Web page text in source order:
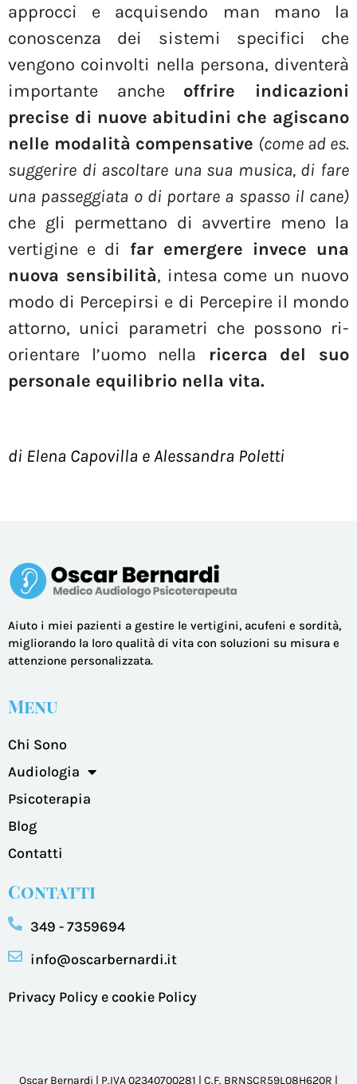
approcci e acquisendo man mano la
conoscenza dei sistemi specifici che
vengono coinvolti nella persona, diventerà
importante anche offrire indicazioni
precise di nuove abitudini che agiscano
nelle modalità compensative (come ad es.
suggerire di ascoltare una sua musica, di fare
una passeggiata o di portare a spasso il cane)
che gli permettano di avvertire meno la
vertigine e di far emergere invece una
nuova sensibilità, intesa come un nuovo
modo di Percepirsi e di Percepire il mondo
attorno, unici parametri che possono ri-
orientare l’uomo nella ricerca del suo
personale equilibrio nella vita.
di Elena Capovilla e Alessandra Poletti
Aiuto i miei pazienti a gestire le vertigini, acufeni e sordità,
migliorando la loro qualità di vita con soluzioni su misura e
attenzione personalizzata.
Menu
Chi Sono
Audiologia
Psicoterapia
Blog
Contatti
Contatti
349 - 7359694
info@oscarbernardi.it
Privacy Policy e cookie Policy
Oscar Bernardi | P.IVA 02340700281 | C.F. BRNSCR59L08H620R |